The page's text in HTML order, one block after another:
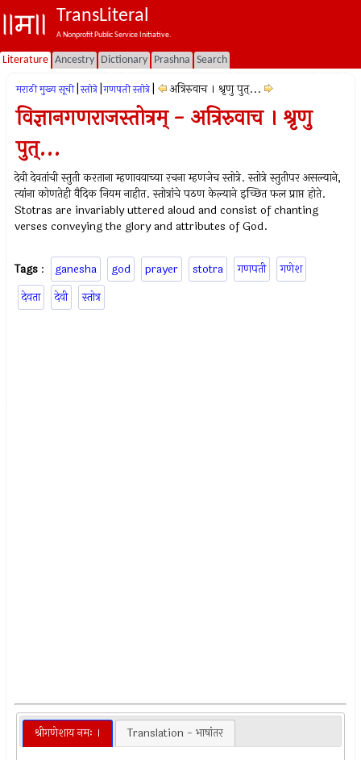
TransLiteral
A Nonprofit Public Service Initiative.
Literature Ancestry Dictionary Prashna Search
मराठी मुख्य सूची स्तोत्रे गणपती स्तोत्रे अत्रिरुवाच । श्रृणु पुत्...
विज्ञानगणराजस्तोत्रम् - अत्रिरुवाच । श्रृणु
पुत्...
देवी देवतांची स्तुती करताना म्हणावयाच्या रचना म्हणजेच स्तोत्रे. स्तोत्रे स्तुतीपर असल्याने,
त्यांना कोणतेही वैदिक नियम नाहीत. स्तोत्रांचे पठण केल्याने इच्छित फल प्राप्त होते.
Stotras are invariably uttered aloud and consist of chanting
verses conveying the glory and attributes of God.
Tags : ganesha god prayer stotra गणपती
गणेश
देवता
देवी स्तोत्र
श्रीगणेशाय नमः । Translation - भाषांतर